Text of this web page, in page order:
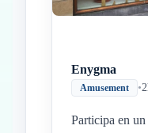
Enygma
Amusement •
Participa en